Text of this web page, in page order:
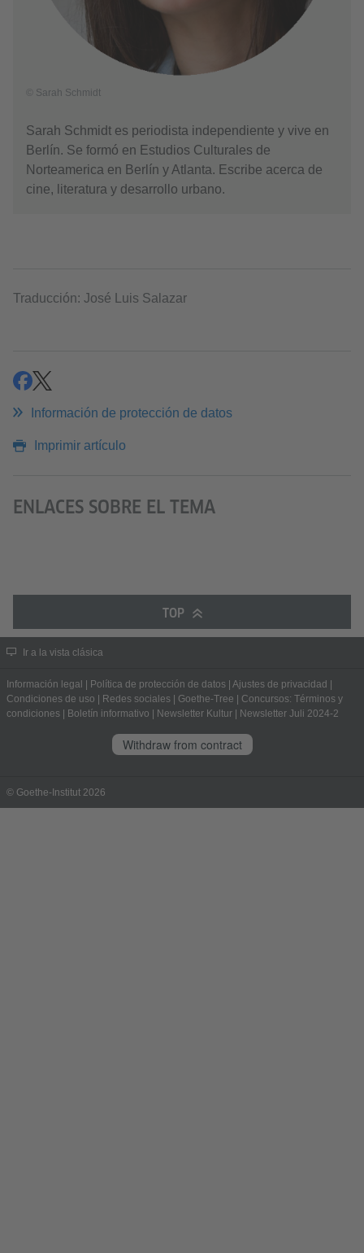
© Sarah Schmidt
Sarah Schmidt es periodista independiente y vive en
Berlín. Se formó en Estudios Culturales de
Norteamerica en Berlín y Atlanta. Escribe acerca de
cine, literatura y desarrollo urbano.
Traducción: José Luis Salazar
compartir
compartir
Información de protección de datos
Imprimir artículo
ENLACES SOBRE EL TEMA
TOP
Ir a la vista clásica
Información legal Política de protección de datos Ajustes de privacidad
Condiciones de uso
Redes sociales Goethe-Tree
Concursos: Términos y
condiciones
Boletín informativo Newsletter Kultur Newsletter Juli 2024-2
Withdraw from contract
© Goethe-Institut 2026